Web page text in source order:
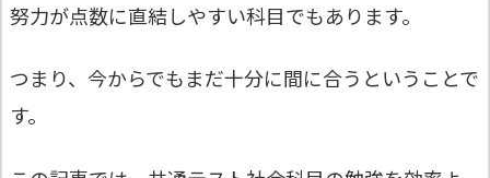
努力が点数に直結しやすい科目でもあります。
つまり、今からでもまだ十分に間に合うということで
す。